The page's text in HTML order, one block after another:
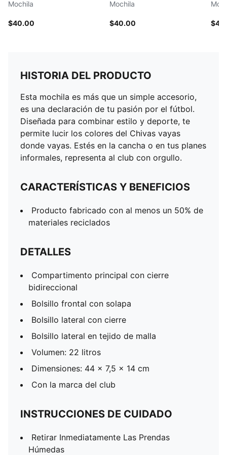
Mochila
$40.00
Mochila
$40.00
HISTORIA DEL PRODUCTO
Esta mochila es más que un simple accesorio,
es una declaración de tu pasión por el fútbol.
Diseñada para combinar estilo y deporte, te
permite lucir los colores del Chivas vayas
donde vayas. Estés en la cancha o en tus planes
informales, representa al club con orgullo.
CARACTERÍSTICAS Y BENEFICIOS
Producto fabricado con al menos un 50% de
materiales reciclados
DETALLES
Compartimento principal con cierre
bidireccional
Bolsillo frontal con solapa
Bolsillo lateral con cierre
Bolsillo lateral en tejido de malla
Volumen: 22 litros
Dimensiones: 44 x 7,5 x 14 cm
Con la marca del club
INSTRUCCIONES DE CUIDADO
Retirar Inmediatamente Las Prendas
Húmedas